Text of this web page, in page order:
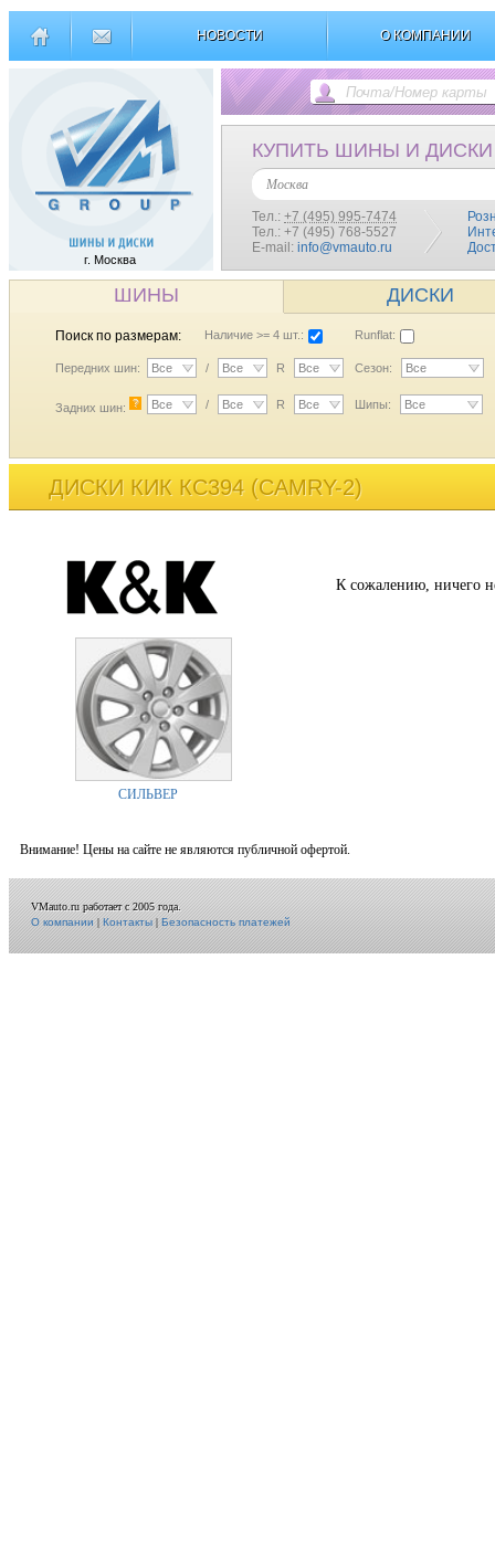
НОВОСТИ О КОМПАНИИ
г. Москва
КУПИТЬ ШИНЫ И ДИСКИ
Москва
Тел.: +7 (495) 995-7474
Тел.: +7 (495) 768-5527
E-mail: info@vmauto.ru
ШИНЫ ДИСКИ
Поиск по размерам: Наличие >= 4 шт.: Runflat:
Передних шин: Все / Все R Все Сезон: Все
Задних шин: ? Все / Все R Все Шипы: Все
ДИСКИ КИК КС394 (CAMRY-2)
СИЛЬВЕР
К сожалению, ничего
Внимание! Цены на сайте не являются публичной офертой.
VMauto.ru работает с 2005 года.
О компании|Контакты|Безопасность платежей